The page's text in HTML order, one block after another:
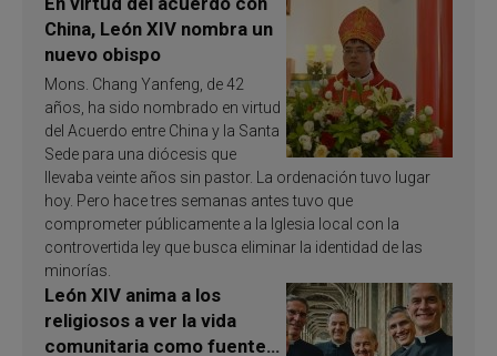
China, León XIV nombra un
nuevo obispo
Mons. Chang Yanfeng, de 42
años, ha sido nombrado en virtud
del Acuerdo entre China y la Santa
Sede para una diócesis que
llevaba veinte años sin pastor. La ordenación tuvo lugar
hoy. Pero hace tres semanas antes tuvo que
comprometer públicamente a la Iglesia local con la
controvertida ley que busca eliminar la identidad de las
minorías.
León XIV anima a los
religiosos a ver la vida
comunitaria como fuente